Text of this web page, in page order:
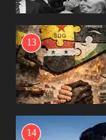
13
14